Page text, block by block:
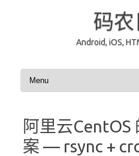
码
Android, iOS,
Skip to content
阿里云CentOS
案 — rsync +